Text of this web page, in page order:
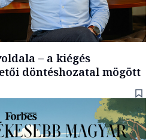
– a kiégés
döntéshozatal mögött